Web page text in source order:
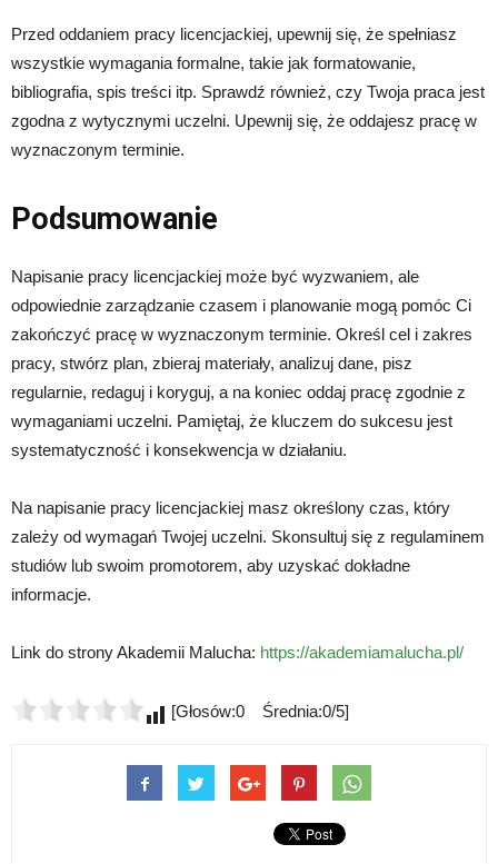
Przed oddaniem pracy licencjackiej, upewnij się, że spełniasz
wszystkie wymagania formalne, takie jak formatowanie,
bibliografia, spis treści itp. Sprawdź również, czy Twoja praca jest
zgodna z wytycznymi uczelni. Upewnij się, że oddajesz pracę w
wyznaczonym terminie.
Podsumowanie
Napisanie pracy licencjackiej może być wyzwaniem, ale
odpowiednie zarządzanie czasem i planowanie mogą pomóc Ci
zakończyć pracę w wyznaczonym terminie. Określ cel i zakres
pracy, stwórz plan, zbieraj materiały, analizuj dane, pisz
regularnie, redaguj i koryguj, a na koniec oddaj pracę zgodnie z
wymaganiami uczelni. Pamiętaj, że kluczem do sukcesu jest
systematyczność i konsekwencja w działaniu.
Na napisanie pracy licencjackiej masz określony czas, który
zależy od wymagań Twojej uczelni. Skonsultuj się z regulaminem
studiów lub swoim promotorem, aby uzyskać dokładne
informacje.
Link do strony Akademii Malucha: https://akademiamalucha.pl/
[Głosów:0 Średnia:0/5]